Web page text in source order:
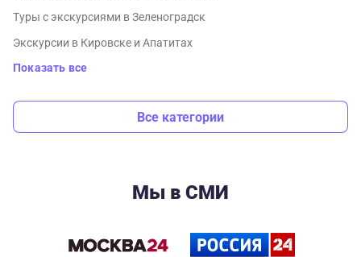
Туры с экскурсиями в Зеленоградск
Экскурсии в Кировске и Апатитах
Показать все
Все категории
Мы в СМИ